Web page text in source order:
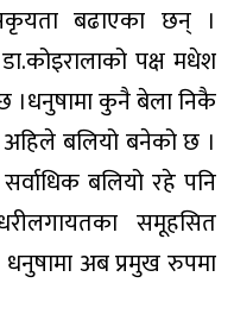
बढाएका छन् ।
पक्ष मधेश
।धनुषामा कुनै बेला निकै
बलियो बनेको छ ।
बलियो रहे पनि
समूहसित
धनुषामा अब प्रमुख रुपमा